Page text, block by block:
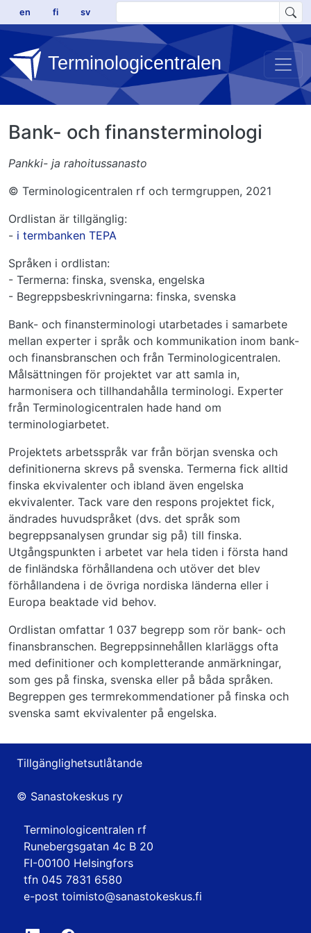
Hoppa till huvudinnehåll
en fi sv
Terminologicentralen
Bank- och finansterminologi
Pankki- ja rahoitussanasto
© Terminologicentralen rf och termgruppen, 2021
Ordlistan är tillgänglig:
- i termbanken TEPA
Språken i ordlistan:
- Termerna: finska, svenska, engelska
- Begreppsbeskrivningarna: finska, svenska
Bank- och finansterminologi utarbetades i samarbete
mellan experter i språk och kommunikation inom bank-
och finansbranschen och från Terminologicentralen.
Målsättningen för projektet var att samla in,
harmonisera och tillhandahålla terminologi. Experter
från Terminologicentralen hade hand om
terminologiarbetet.
Projektets arbetsspråk var från början svenska och
definitionerna skrevs på svenska. Termerna fick alltid
finska ekvivalenter och ibland även engelska
ekvivalenter. Tack vare den respons projektet fick,
ändrades huvudspråket (dvs. det språk som
begreppsanalysen grundar sig på) till finska.
Utgångspunkten i arbetet var hela tiden i första hand
de finländska förhållandena och utöver det blev
förhållandena i de övriga nordiska länderna eller i
Europa beaktade vid behov.
Ordlistan omfattar 1 037 begrepp som rör bank- och
finansbranschen. Begreppsinnehållen klarläggs ofta
med definitioner och kompletterande anmärkningar,
som ges på finska, svenska eller på båda språken.
Begreppen ges termrekommendationer på finska och
svenska samt ekvivalenter på engelska.
Tillgänglighetsutlåtande
© Sanastokeskus ry
Terminologicentralen rf
Runebergsgatan 4c B 20
FI-00100 Helsingfors
tfn 045 7831 6580
e-post toimisto@sanastokeskus.fi